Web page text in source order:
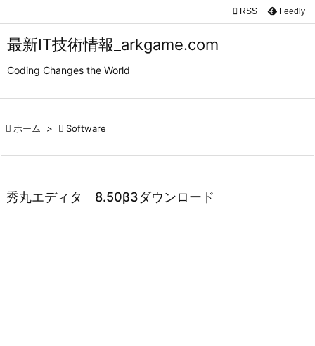
最新IT技術情報_arkgame.com
Coding Changes the World


 RSS Feedly
 ホーム >  Software
秀丸エディタ 8.50β3ダウンロード